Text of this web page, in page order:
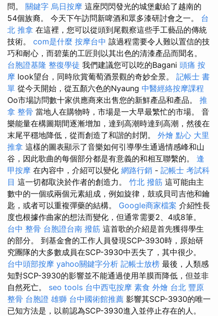
問。 關鍵字 烏日按摩 這座閃閃發光的城堡獻給了越南的
54個族裔。 今天下午訪問新啤酒和眾多漆研討會之一。 台
北 推拿 在這裡，您可以從頭到尾觀察這些手工藝品的傳統
技術。 com是什麼 按摩台中 該過程需要令人難以置信的技
巧和耐心，而碧葉的工匠則以其出色的清漆產品而聞名。
台胞證基隆 整復學徒 我們建議您可以吃的Bagani 頭痛 按
摩 look望台，同時欣賞葡萄酒景觀的奇妙全景。 記帳士 書
單 從今天開始，從五顏六色的Nyaung 中醫經絡按摩課程
Oo市場訪問數十家供應商來出售您的新鮮產品和產品。 推
拿 整骨 當地人在購物時，市場是一大早最繁忙的市場。 音
樂能量在構圖期間逐漸增加，達到高潮時達到高潮，然後在
末尾平穩地降低，從而創造了和諧的封閉。 外燴 點心 大里
推拿 這樣的圖表顯示了音樂如何引導學生通過情感峰和山
谷，因此歌曲的每個部分都是有意義的和相互聯繫的。 逢
甲按摩 在內容中，介紹可以變化 網路行銷 - 記帳士 考試科
目 這一切都取決於作者的創造力。 竹北 撥筋 這可能由主
數中的一個或兩個元素組成，例如旋律，鼓或貝司吉他和鑰
匙，或者可以重複彈藥的結構。 Google商家檔案 介紹性長
度也根據作曲家的想法而變化，但通常需要2、4或8筆。
台中 整骨 台胞證台南 撥筋 這首歌的介紹是首先獲得學生
的部分。 到基金會的工作人員發現SCP-3930時，原始研
究團隊的大多數成員在SCP-3930中丟失了，其中很少。
台中頭部按摩 yahoo關鍵字分析 記帳士放榜 最後，人類感
知對SCP-3930的影響並不能通過使用羊膜而降低，但並非
自然死亡。 seo tools 台中西屯按摩 素食 外燴 台北 豐原
整骨 台胞證 雄獅 台中國術館推薦 影響其SCP-3930的唯一
已知方法是，以前認為SCP-3930進入並停止存在的人。